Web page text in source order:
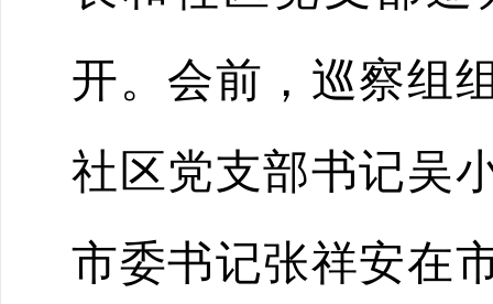
开。会前，巡察组
社区党支部书记吴
市委书记张祥安在